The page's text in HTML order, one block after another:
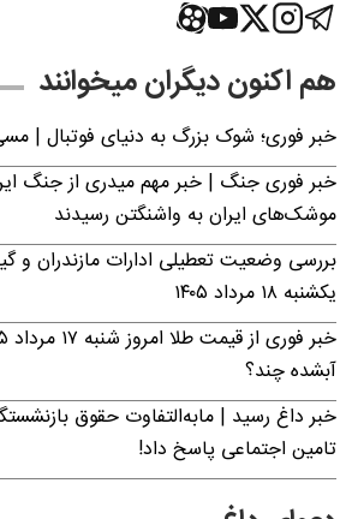
هم اکنون دیگران میخوانند
خبر فوری؛‌ شوک بزرگ به دنیای فوتبال |
خبر فوری جنگ | خبر مهم میدری از جنگ
موشک‌های ایران به واشنگتن رسیدند
بررسی وضعیت تعطیلی ادارات مازندران و
یکشنبه ۱۸ مرداد ۱۴۰۵
آبشده چند؟
خبر داغ رسید | مابه‌التفاوت حقوق
تامین اجتماعی پاسخ داد!